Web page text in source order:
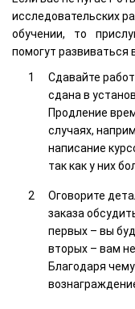
исследовательских
обучении, то
помогут развиваться
Сдавайте
сдана в
Продление
случаях,
написание
так как у них
Оговорите
заказа
первых – вы
вторых – вам
Благодаря